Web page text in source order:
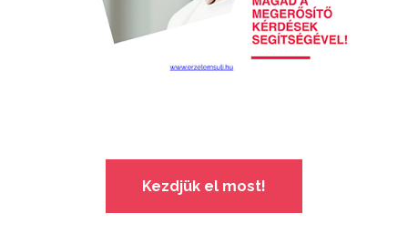
Kezdjük el most!